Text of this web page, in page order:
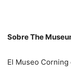
Sobre The
El Museo